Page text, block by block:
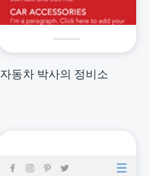
자동차 박사의 정비소